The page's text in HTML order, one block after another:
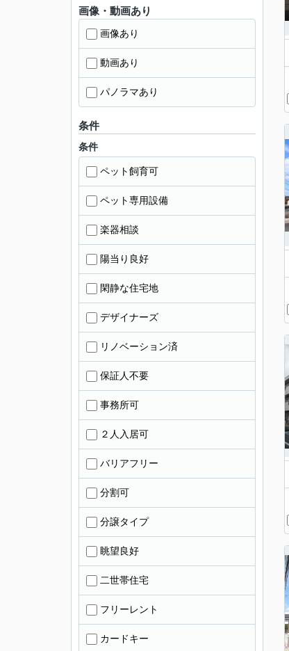
画像・動画あり
画像あり
動画あり
パノラマあり
条件
条件
ペット飼育可
ペット専用設備
楽器相談
陽当り良好
閑静な住宅地
デザイナーズ
リノベーション済
保証人不要
事務所可
２人入居可
バリアフリー
分割可
分譲タイプ
眺望良好
二世帯住宅
フリーレント
カードキー